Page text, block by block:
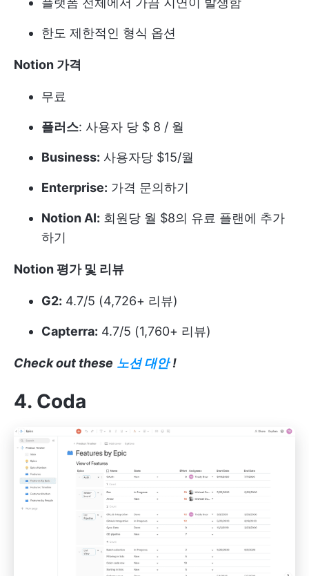
한도 제한적인 형식 옵션
Notion 가격
무료
플러스: 사용자 당 $ 8 / 월
Business: 사용자당 $15/월
Enterprise: 가격 문의하기
Notion AI: 회원당 월 $8의 유료 플랜에 추가
하기
Notion 평가 및 리뷰
G2: 4.7/5 (4,726+ 리뷰)
Capterra: 4.7/5 (1,760+ 리뷰)
Check out these 노션 대안 !
4. Coda